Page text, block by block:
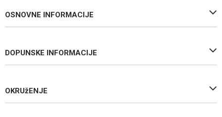
OSNOVNE INFORMACIJE
DOPUNSKE INFORMACIJE
OKRUžENJE